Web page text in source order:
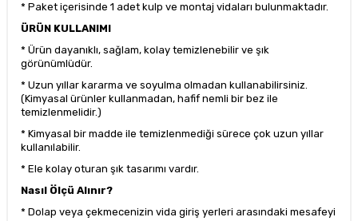
* Paket içerisinde 1 adet kulp ve montaj vidaları bulunmaktadır.
ÜRÜN KULLANIMI
* Ürün dayanıklı, sağlam, kolay temizlenebilir ve şık
görünümlüdür.
* Uzun yıllar kararma ve soyulma olmadan kullanabilirsiniz.
(Kimyasal ürünler kullanmadan, hafif nemli bir bez ile
temizlenmelidir.)
* Kimyasal bir madde ile temizlenmediği sürece çok uzun yıllar
kullanılabilir.
* Ele kolay oturan şık tasarımı vardır.
Nasıl Ölçü Alınır?
* Dolap veya çekmecenizin vida giriş yerleri arasındaki mesafeyi